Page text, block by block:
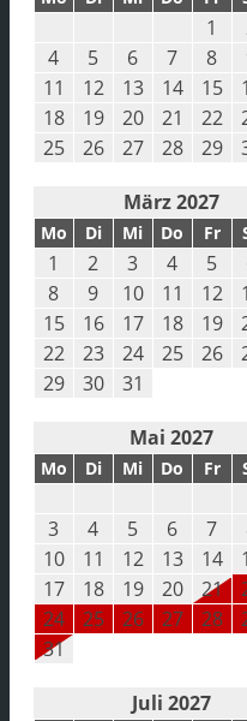
1
4
5 6 7 8
11
12 13 14 15
18
19 20 21 22
25
26 27 28 29
März 2027
Mo Di Mi Do Fr
1 2 3 4 5
8
9 10 11 12
15
16 17 18 19
22
23 24 25 26
29
30 31
Mai 2027
Mo Di Mi Do Fr
3
4 5 6 7
10
11 12 13 14
17
18 19 20 21
24
25 26 27 28
31
Juli 2027